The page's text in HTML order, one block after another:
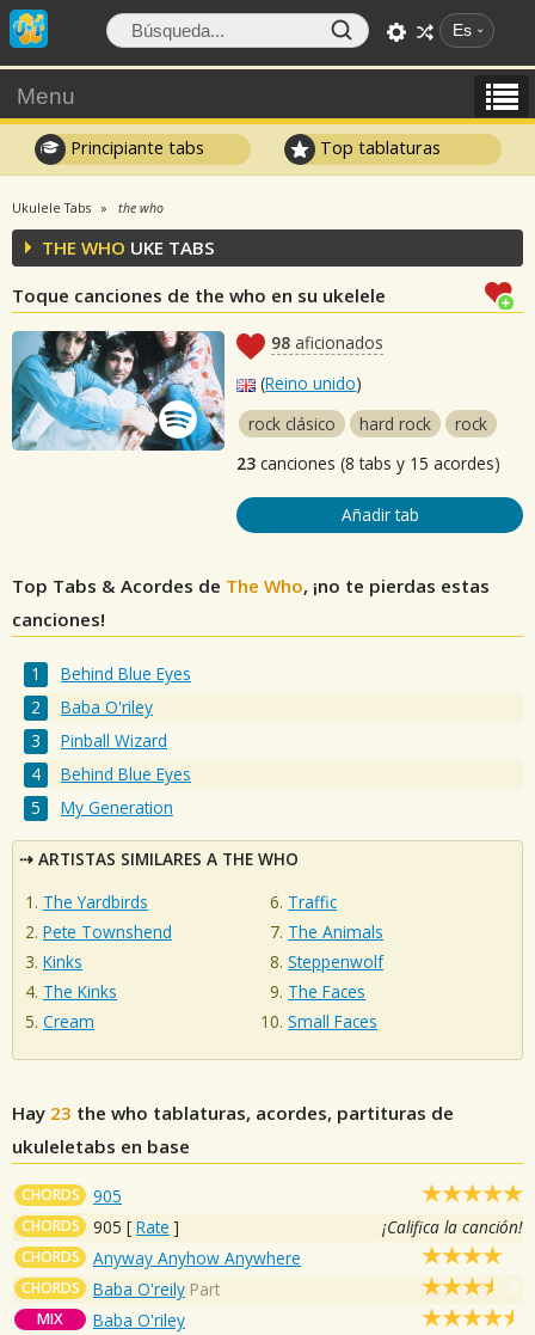
Es
Menu
Principiante tabs Top tablaturas
Ukulele Tabs the who
THE WHO UKE TABS
Toque canciones de the who en su ukelele
98 aficionados
(Reino unido)
rock clásico
hard rock
rock
23 canciones (8 tabs y 15 acordes)
Añadir tab
Top Tabs & Acordes de The Who, ¡no te pierdas estas
canciones!
Behind Blue Eyes
Baba O'riley
Pinball Wizard
Behind Blue Eyes
My Generation
ARTISTAS SIMILARES A THE WHO
The Yardbirds
Pete Townshend
Kinks
The Kinks
Cream
Traffic
The Animals
Steppenwolf
The Faces
Small Faces
Hay 23 the who tablaturas, acordes, partituras de
ukuleletabs en base
CHORDS 905
CHORDS 905 [ Rate ] ¡Califica la canción!
CHORDS Anyway Anyhow Anywhere
CHORDS Baba O'reily Part
MIX Baba O'riley